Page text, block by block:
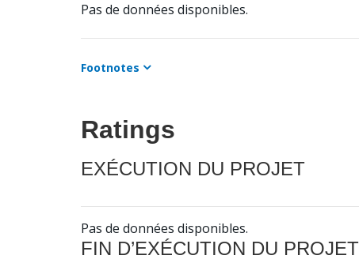
Pas de données disponibles.
Footnotes
Ratings
EXÉCUTION DU PROJET
Pas de données disponibles.
FIN D’EXÉCUTION DU PROJET